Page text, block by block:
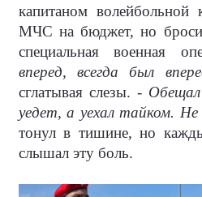
капитаном
МЧС на бюджет, но
специальная военная
вперед, всегда был
сглатывая слезы. -
уедет, а уехал тайком. Не
тонул в тишине, но
слышал эту боль.